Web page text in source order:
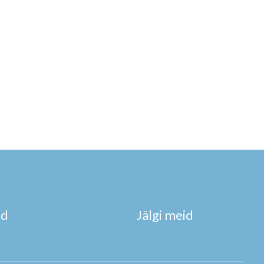
Jälgi meid